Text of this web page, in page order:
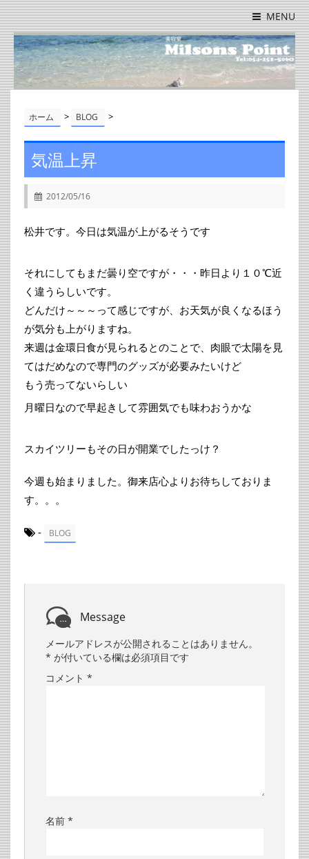
MENU
ホーム > BLOG >
気温上昇
2012/05/16
松井です。今日は気温が上がるそうです
それにしてもまだ曇り空ですが・・・昨日より１０℃近
く違うらしいです。
どんだけ～～～って感じですが、お天気が良くなるほう
が気分も上がりますね。
来週は金環日食が見られるとのことで、肉眼で太陽を見
てはだめなので専門のグッズが必要みたいけど
もう売ってないらしい
月曜日なので早起きして雰囲気でも味わおうかな
スカイツリーもその日が開業でしたっけ？
今週も始まりました。御来店心よりお待ちしておりま
す。。。
- BLOG
Message
メールアドレスが公開されることはありません。
* が付いている欄は必須項目です
コメント *
名前 *